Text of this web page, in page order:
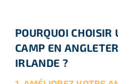
POURQUOI CHOISIR
CAMP EN
IRLANDE ?